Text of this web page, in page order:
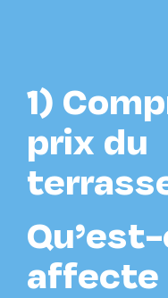
1)
prix du
affecte